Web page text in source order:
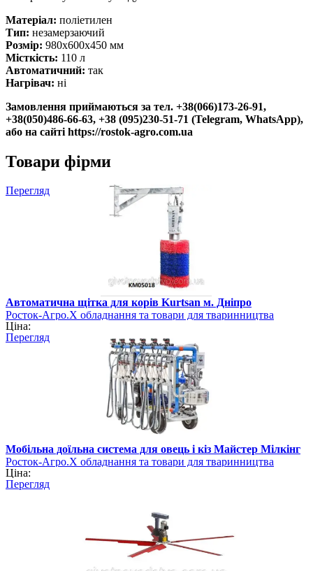
Матеріал: поліетилен
Тип: незамерзаючий
Розмір: 980x600x450 мм
Місткість: 110 л
Автоматичний: так
Нагрівач: ні
Замовлення приймаються за тел. +38(066)173-26-91,
+38(050)486-66-63, +38 (095)230-51-71 (Telegram, WhatsApp),
або на сайті https://rostok-agro.com.ua
Товари фірми
Перегляд
Автоматична щітка для корів Kurtsan м. Дніпро
Росток-Агро.Х обладнання та товари для тваринництва
Ціна:
Перегляд
Мобільна доїльна система для овець і кіз Майстер Мілкінг
Росток-Агро.Х обладнання та товари для тваринництва
Ціна:
Перегляд